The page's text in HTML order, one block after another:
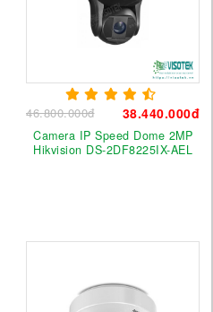
46.800.000đ 38.440.000đ
Camera IP Speed Dome 2MP
Hikvision DS-2DF8225IX-AEL